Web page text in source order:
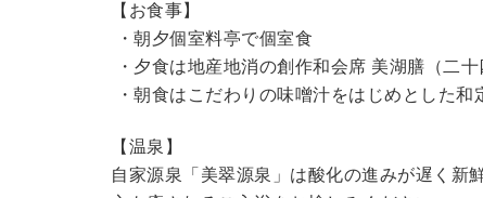
【お食事】
・朝夕個室料亭で個室食
・夕食は地産地消の創作和会席 美湖膳（二
・朝食はこだわりの味噌汁をはじめとした和
【温泉】
自家源泉「美翠源泉」は酸化の進みが遅く新